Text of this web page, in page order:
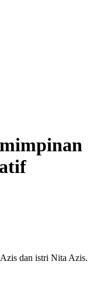
dan istri Nita